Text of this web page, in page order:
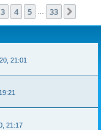
z 33
3 4 5 33
21:01
21:17